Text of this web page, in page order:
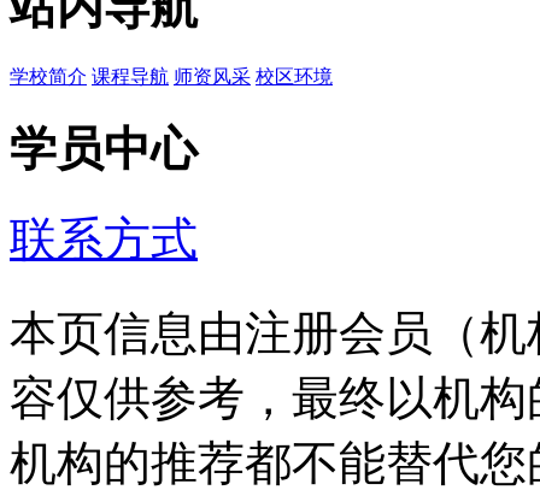
学校简介 课程导航 师资风采 校区环境
学员中心
联系方式
本页信息由注册会员（
容仅供参考，最终以机
机构的推荐都不能替代